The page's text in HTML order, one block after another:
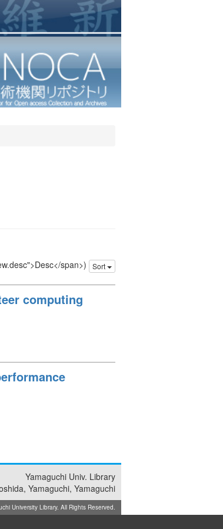
span>) Sort
computing
Yamaguchi Univ. Library
Yamaguchi, Yamaguchi
University Library. All Rights Reserved.